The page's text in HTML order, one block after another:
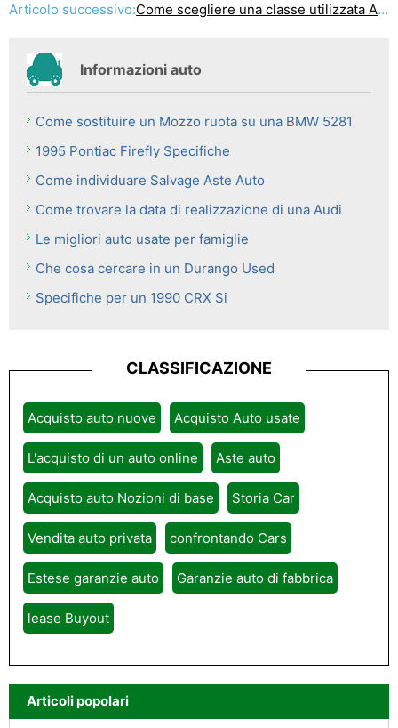
Articolo successivo:Come scegliere una classe utilizzata A RV
Informazioni auto
Come sostituire un Mozzo ruota su una BMW 5281
1995 Pontiac Firefly Specifiche
Come individuare Salvage Aste Auto
Come trovare la data di realizzazione di una Audi
Le migliori auto usate per famiglie
Che cosa cercare in un Durango Used
Specifiche per un 1990 CRX Si
CLASSIFICAZIONE
Acquisto auto nuove Acquisto Auto usate
L'acquisto di un auto online Aste auto
Acquisto auto Nozioni di base Storia Car
Vendita auto privata confrontando Cars
Estese garanzie auto Garanzie auto di fabbrica
lease Buyout
Articoli popolari